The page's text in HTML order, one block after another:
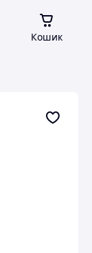
Кошик